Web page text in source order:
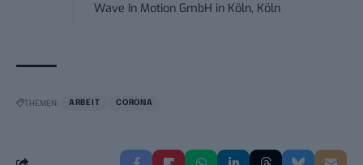
Wave In Motion GmbH in Köln, Köln
THEMEN: ARBEIT CORONA